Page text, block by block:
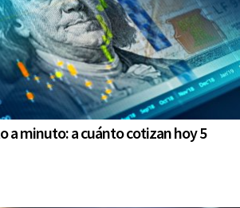
a minuto: a cuánto cotizan hoy 5